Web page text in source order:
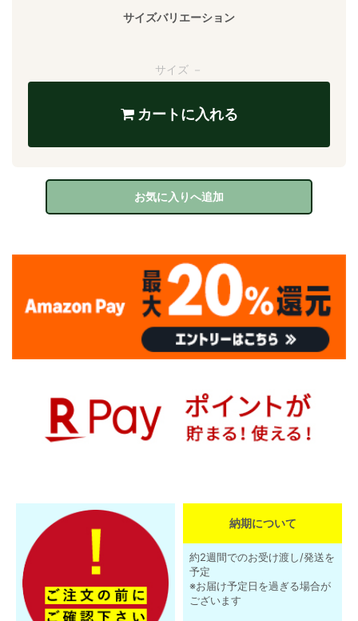
サイズバリエーション
サイズ －
カートに入れる
お気に入りへ追加
納期について
約2週間でのお受け渡し/発送を
予定
※お届け予定日を過ぎる場合が
ございます